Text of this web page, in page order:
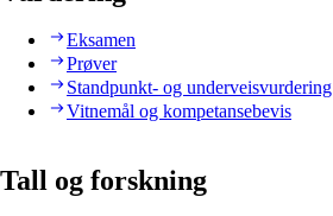
Eksamen
Prøver
Standpunkt- og underveisvurdering
Vitnemål og kompetansebevis
Tall og forskning